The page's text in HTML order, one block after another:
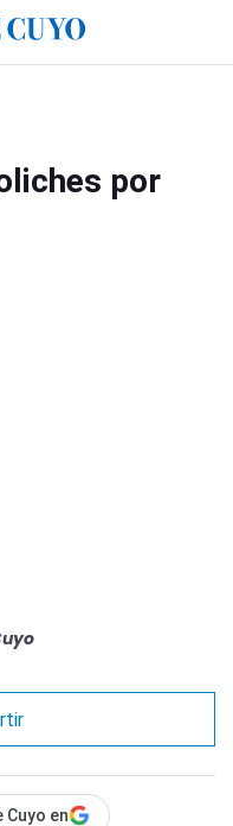
por
Cuyo en